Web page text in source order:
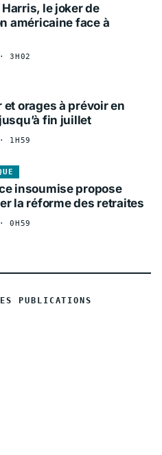
Harris, le joker de
américaine face à
3H02
et orages à prévoir en
fin juillet
1H59
insoumise propose
la réforme des retraites
0H59
PUBLICATIONS